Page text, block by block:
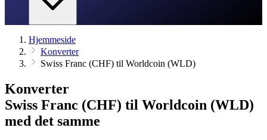
Hjemmeside
Konverter
Swiss Franc (CHF) til Worldcoin (WLD)
Konverter
Swiss Franc (CHF) til Worldcoin (WLD)
med det samme